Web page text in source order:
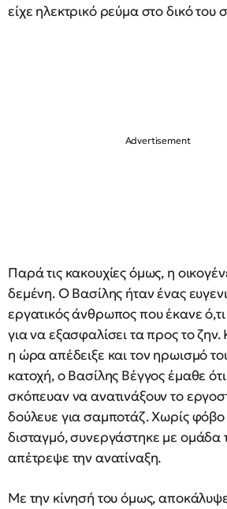
είχε ηλεκτρικό ρεύμα στο δικό του
Παρά τις κακουχίες όμως, η
δεμένη. Ο Βασίλης ήταν ένας
εργατικός άνθρωπος που έκανε
για να εξασφαλίσει τα προς το ζην.
η ώρα απέδειξε και τον ηρωισμό
κατοχή, ο Βασίλης Βέγγος έμαθε
σκόπευαν να ανατινάξουν το
δούλευε για σαμποτάζ. Χωρίς φόβο
δισταγμό, συνεργάστηκε με ομάδα
απέτρεψε την ανατίναξη.
Με την κίνησή του όμως,